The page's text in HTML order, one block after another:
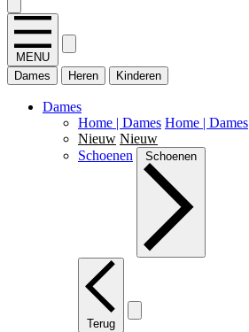
MENU
Dames
Heren Kinderen
Dames
Home | Dames Home | Dames
Nieuw Nieuw
Schoenen
Schoenen
Terug